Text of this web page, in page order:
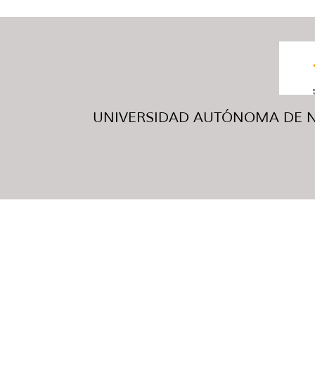
UNIVERSIDAD AUTÓNOMA DE